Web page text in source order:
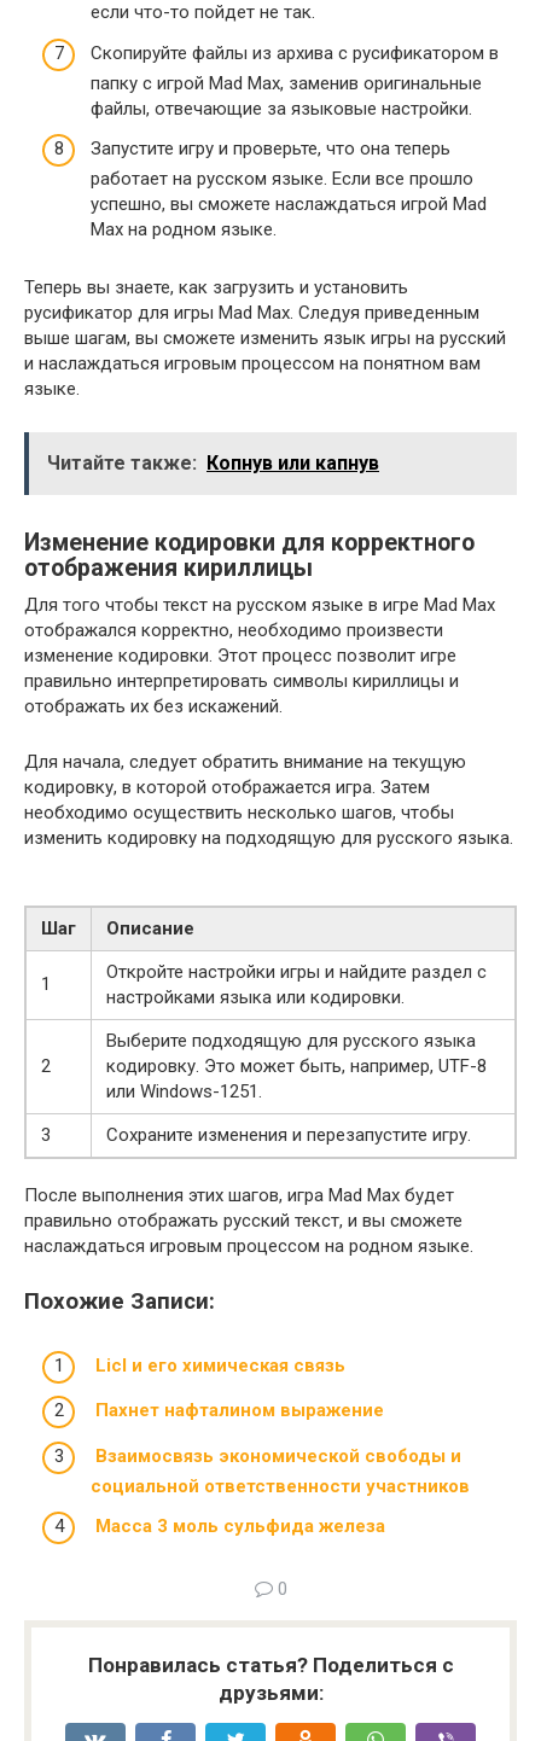
если что-то пойдет не так.
Скопируйте файлы из архива с русификатором в
папку с игрой Mad Max, заменив оригинальные
файлы, отвечающие за языковые настройки.
Запустите игру и проверьте, что она теперь
работает на русском языке. Если все прошло
успешно, вы сможете наслаждаться игрой Mad
Max на родном языке.
Теперь вы знаете, как загрузить и установить
русификатор для игры Mad Max. Следуя приведенным
выше шагам, вы сможете изменить язык игры на русский
и наслаждаться игровым процессом на понятном вам
языке.
Читайте также: Копнув или капнув
Изменение кодировки для корректного
отображения кириллицы
Для того чтобы текст на русском языке в игре Mad Max
отображался корректно, необходимо произвести
изменение кодировки. Этот процесс позволит игре
правильно интерпретировать символы кириллицы и
отображать их без искажений.
Для начала, следует обратить внимание на текущую
кодировку, в которой отображается игра. Затем
необходимо осуществить несколько шагов, чтобы
изменить кодировку на подходящую для русского языка.
Шаг Описание
1
Откройте настройки игры и найдите раздел с
настройками языка или кодировки.
2
Выберите подходящую для русского языка
кодировку. Это может быть, например, UTF-8
или Windows-1251.
3
Сохраните изменения и перезапустите игру.
После выполнения этих шагов, игра Mad Max будет
правильно отображать русский текст, и вы сможете
наслаждаться игровым процессом на родном языке.
Похожие Записи:
Licl и его химическая связь
Пахнет нафталином выражение
Взаимосвязь экономической свободы и
социальной ответственности участников
Масса 3 моль сульфида железа
0
Понравилась статья? Поделиться с
друзьями: